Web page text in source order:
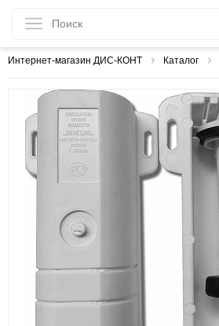
Интернет-магазин ДИС-КОНТ Каталог